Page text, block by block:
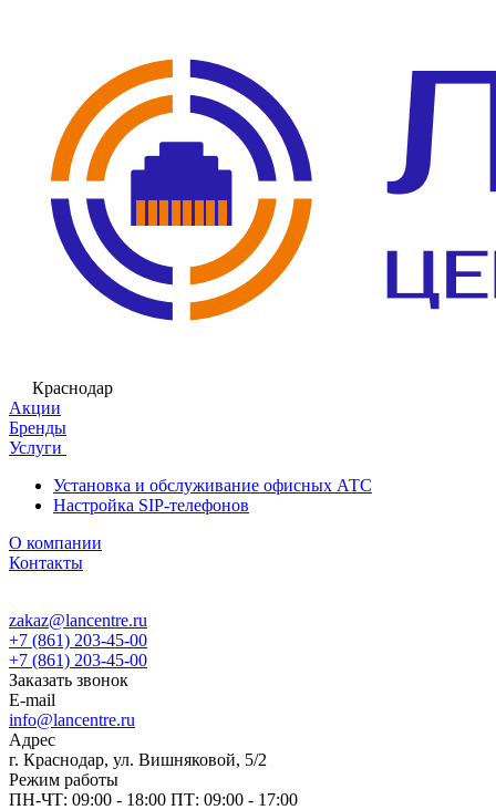
Краснодар
Акции
Бренды
Услуги
Установка и обслуживание офисных АТС
Настройка SIP-телефонов
О компании
Контакты
zakaz@lancentre.ru
+7 (861) 203-45-00
+7 (861) 203-45-00
Заказать звонок
E-mail
info@lancentre.ru
Адрес
г. Краснодар, ул. Вишняковой, 5/2
Режим работы
ПН-ЧТ: 09:00 - 18:00 ПТ: 09:00 - 17:00